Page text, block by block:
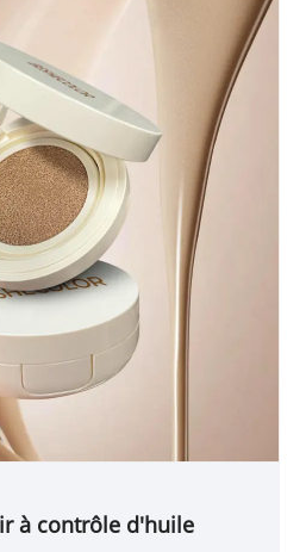
à contrôle d'huile